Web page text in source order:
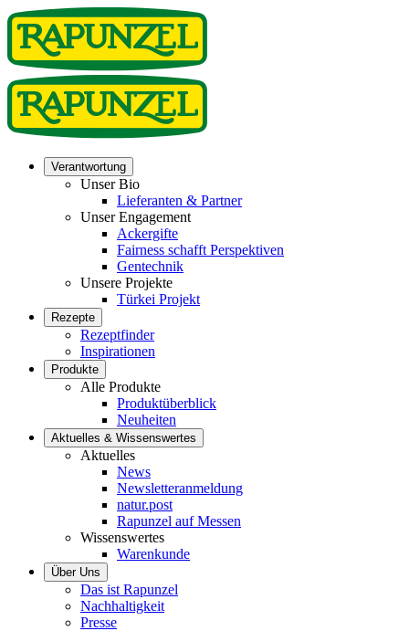
Verantwortung
Unser Bio
Lieferanten & Partner
Unser Engagement
Ackergifte
Fairness schafft Perspektiven
Gentechnik
Unsere Projekte
Türkei Projekt
Rezepte
Rezeptfinder
Inspirationen
Produkte
Alle Produkte
Produktüberblick
Neuheiten
Aktuelles & Wissenswertes
Aktuelles
News
Newsletteranmeldung
natur.post
Rapunzel auf Messen
Wissenswertes
Warenkunde
Über Uns
Das ist Rapunzel
Nachhaltigkeit
Presse